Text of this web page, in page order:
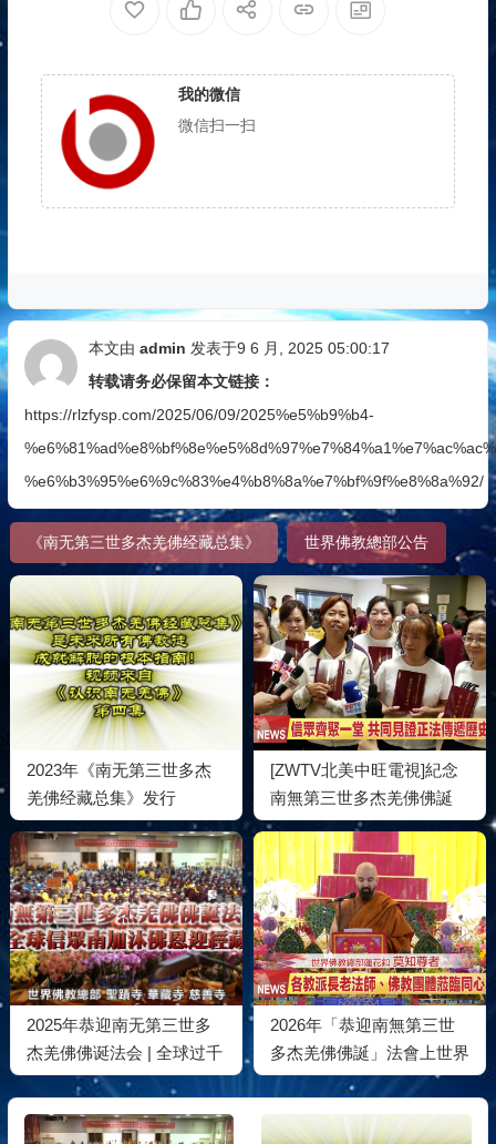
我的微信
微信扫一扫
本文由 admin 发表于9 6 月, 2025 05:00:17
转载请务必保留本文链接：
https://rlzfysp.com/2025/06/09/2025%e5%b9%b4-
%e6%b3%95%e6%9c%83%e4%b8%8a%e7%bf%9f%e8%8a%92/
《南无第三世多杰羌佛经藏总集》 世界佛教總部公告
2023年《南无第三世多杰
羌佛经藏总集》发行
[ZWTV北美中旺電視]紀念
南無第三世多杰羌佛佛誕
《南無第三世多杰羌佛經藏
總集》新卷面世
2025年恭迎南无第三世多
杰羌佛佛诞法会 | 全球过千
信众南加沐佛恩迎经藏
2026年「恭迎南無第三世
多杰羌佛佛誕」法會上世界
佛教總部蓮花釦莫知尊者的